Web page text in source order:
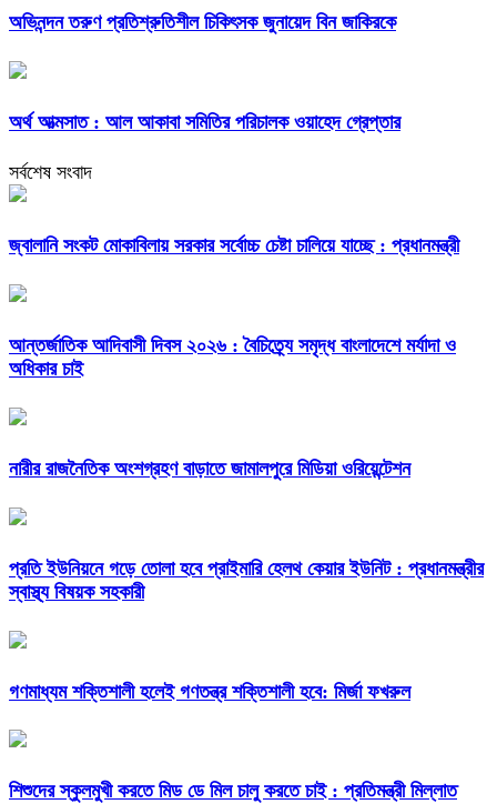
অভিনন্দন তরুণ প্রতিশ্রুতিশীল চিকিৎসক জুনায়েদ বিন জাকিরকে
অর্থ আত্মসাত : আল আকাবা সমিতির পরিচালক ওয়াহেদ গ্রেপ্তার
সর্বশেষ সংবাদ
জ্বালানি সংকট মোকাবিলায় সরকার সর্বোচ্চ চেষ্টা চালিয়ে যাচ্ছে : প্রধানমন্ত্রী
আন্তর্জাতিক আদিবাসী দিবস ২০২৬ : বৈচিত্র্যে সমৃদ্ধ বাংলাদেশে মর্যাদা ও
অধিকার চাই
নারীর রাজনৈতিক অংশগ্রহণ বাড়াতে জামালপুরে মিডিয়া ওরিয়েন্টেশন
প্রতি ইউনিয়নে গড়ে তোলা হবে প্রাইমারি হেলথ কেয়ার ইউনিট : প্রধানমন্ত্রীর
স্বাস্থ্য বিষয়ক সহকারী
গণমাধ্যম শক্তিশালী হলেই গণতন্ত্র শক্তিশালী হবে: মির্জা ফখরুল
শিশুদের স্কুলমুখী করতে মিড ডে মিল চালু করতে চাই : প্রতিমন্ত্রী মিল্লাত